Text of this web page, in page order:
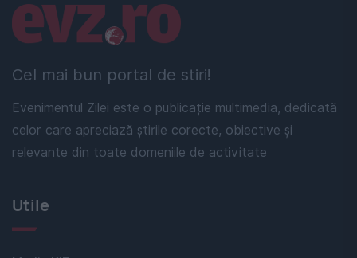
Cel mai bun portal de stiri!
Evenimentul Zilei este o publicație multimedia, dedicată
celor care apreciază știrile corecte, obiective și
relevante din toate domeniile de activitate
Linkuri utile
Utile